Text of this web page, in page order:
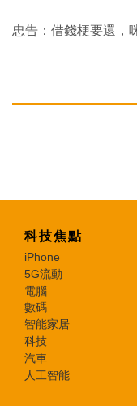
忠告：借錢梗要還，
科技焦點
iPhone
5G流動
電腦
數碼
智能家居
科技
汽車
人工智能